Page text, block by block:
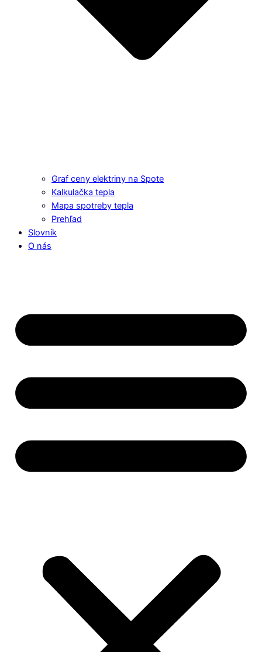
Graf ceny elektriny na Spote
Kalkulačka tepla
Mapa spotreby tepla
Prehľad
Slovník
O nás